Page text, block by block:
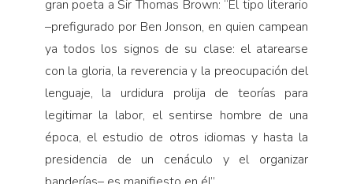
gran poeta a Sir Thomas Brown: “El tipo literario
–prefigurado por Ben Jonson, en quien campean
ya todos los signos de su clase: el atarearse
con la gloria, la reverencia y la preocupación del
lenguaje, la urdidura prolija de teorías para
legitimar la labor, el sentirse hombre de una
época, el estudio de otros idiomas y hasta la
presidencia de un cenáculo y el organizar